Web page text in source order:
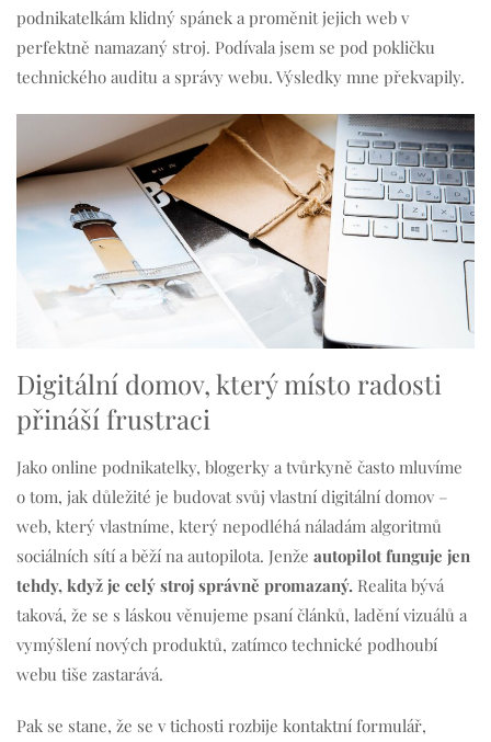
podnikatelkám klidný spánek a proměnit jejich web v
perfektně namazaný stroj. Podívala jsem se pod pokličku
technického auditu a správy webu. Výsledky mne překvapily.
Digitální domov, který místo radosti
přináší frustraci
Jako online podnikatelky, blogerky a tvůrkyně často mluvíme
o tom, jak důležité je budovat svůj vlastní digitální domov –
web, který vlastníme, který nepodléhá náladám algoritmů
sociálních sítí a běží na autopilota. Jenže autopilot funguje jen
tehdy, když je celý stroj správně promazaný. Realita bývá
taková, že se s láskou věnujeme psaní článků, ladění vizuálů a
vymýšlení nových produktů, zatímco technické podhoubí
webu tiše zastarává.
Pak se stane, že se v tichosti rozbije kontaktní formulář,